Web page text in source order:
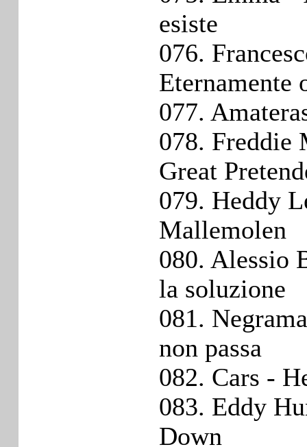
esiste
076.
Eternamente
077.
078. Freddie
Great
079. Heddy
Mallemolen
080. Alessio
la soluzione
081.
non passa
082. Cars -
083. Eddy
Down